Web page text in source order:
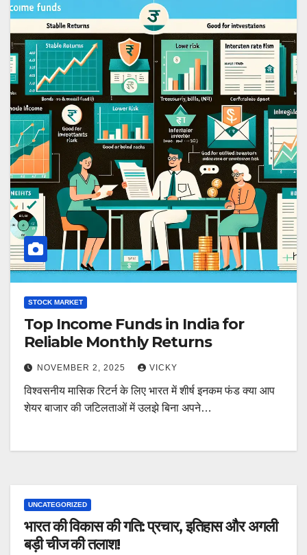
STOCK MARKET
Top Income Funds in India for
Reliable Monthly Returns
NOVEMBER 2, 2025 VICKY
विश्वसनीय मासिक रिटर्न के लिए भारत में शीर्ष इनकम फंड क्या आप
शेयर बाजार की जटिलताओं में उलझे बिना अपने…
UNCATEGORIZED
भारत की विकास की गति: प्रचार, इतिहास और अगली
बड़ी चीज की तलाश!